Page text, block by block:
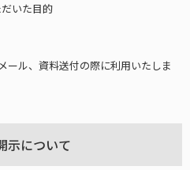
いた目的
ール、資料送付の際に利用いたしま
示について